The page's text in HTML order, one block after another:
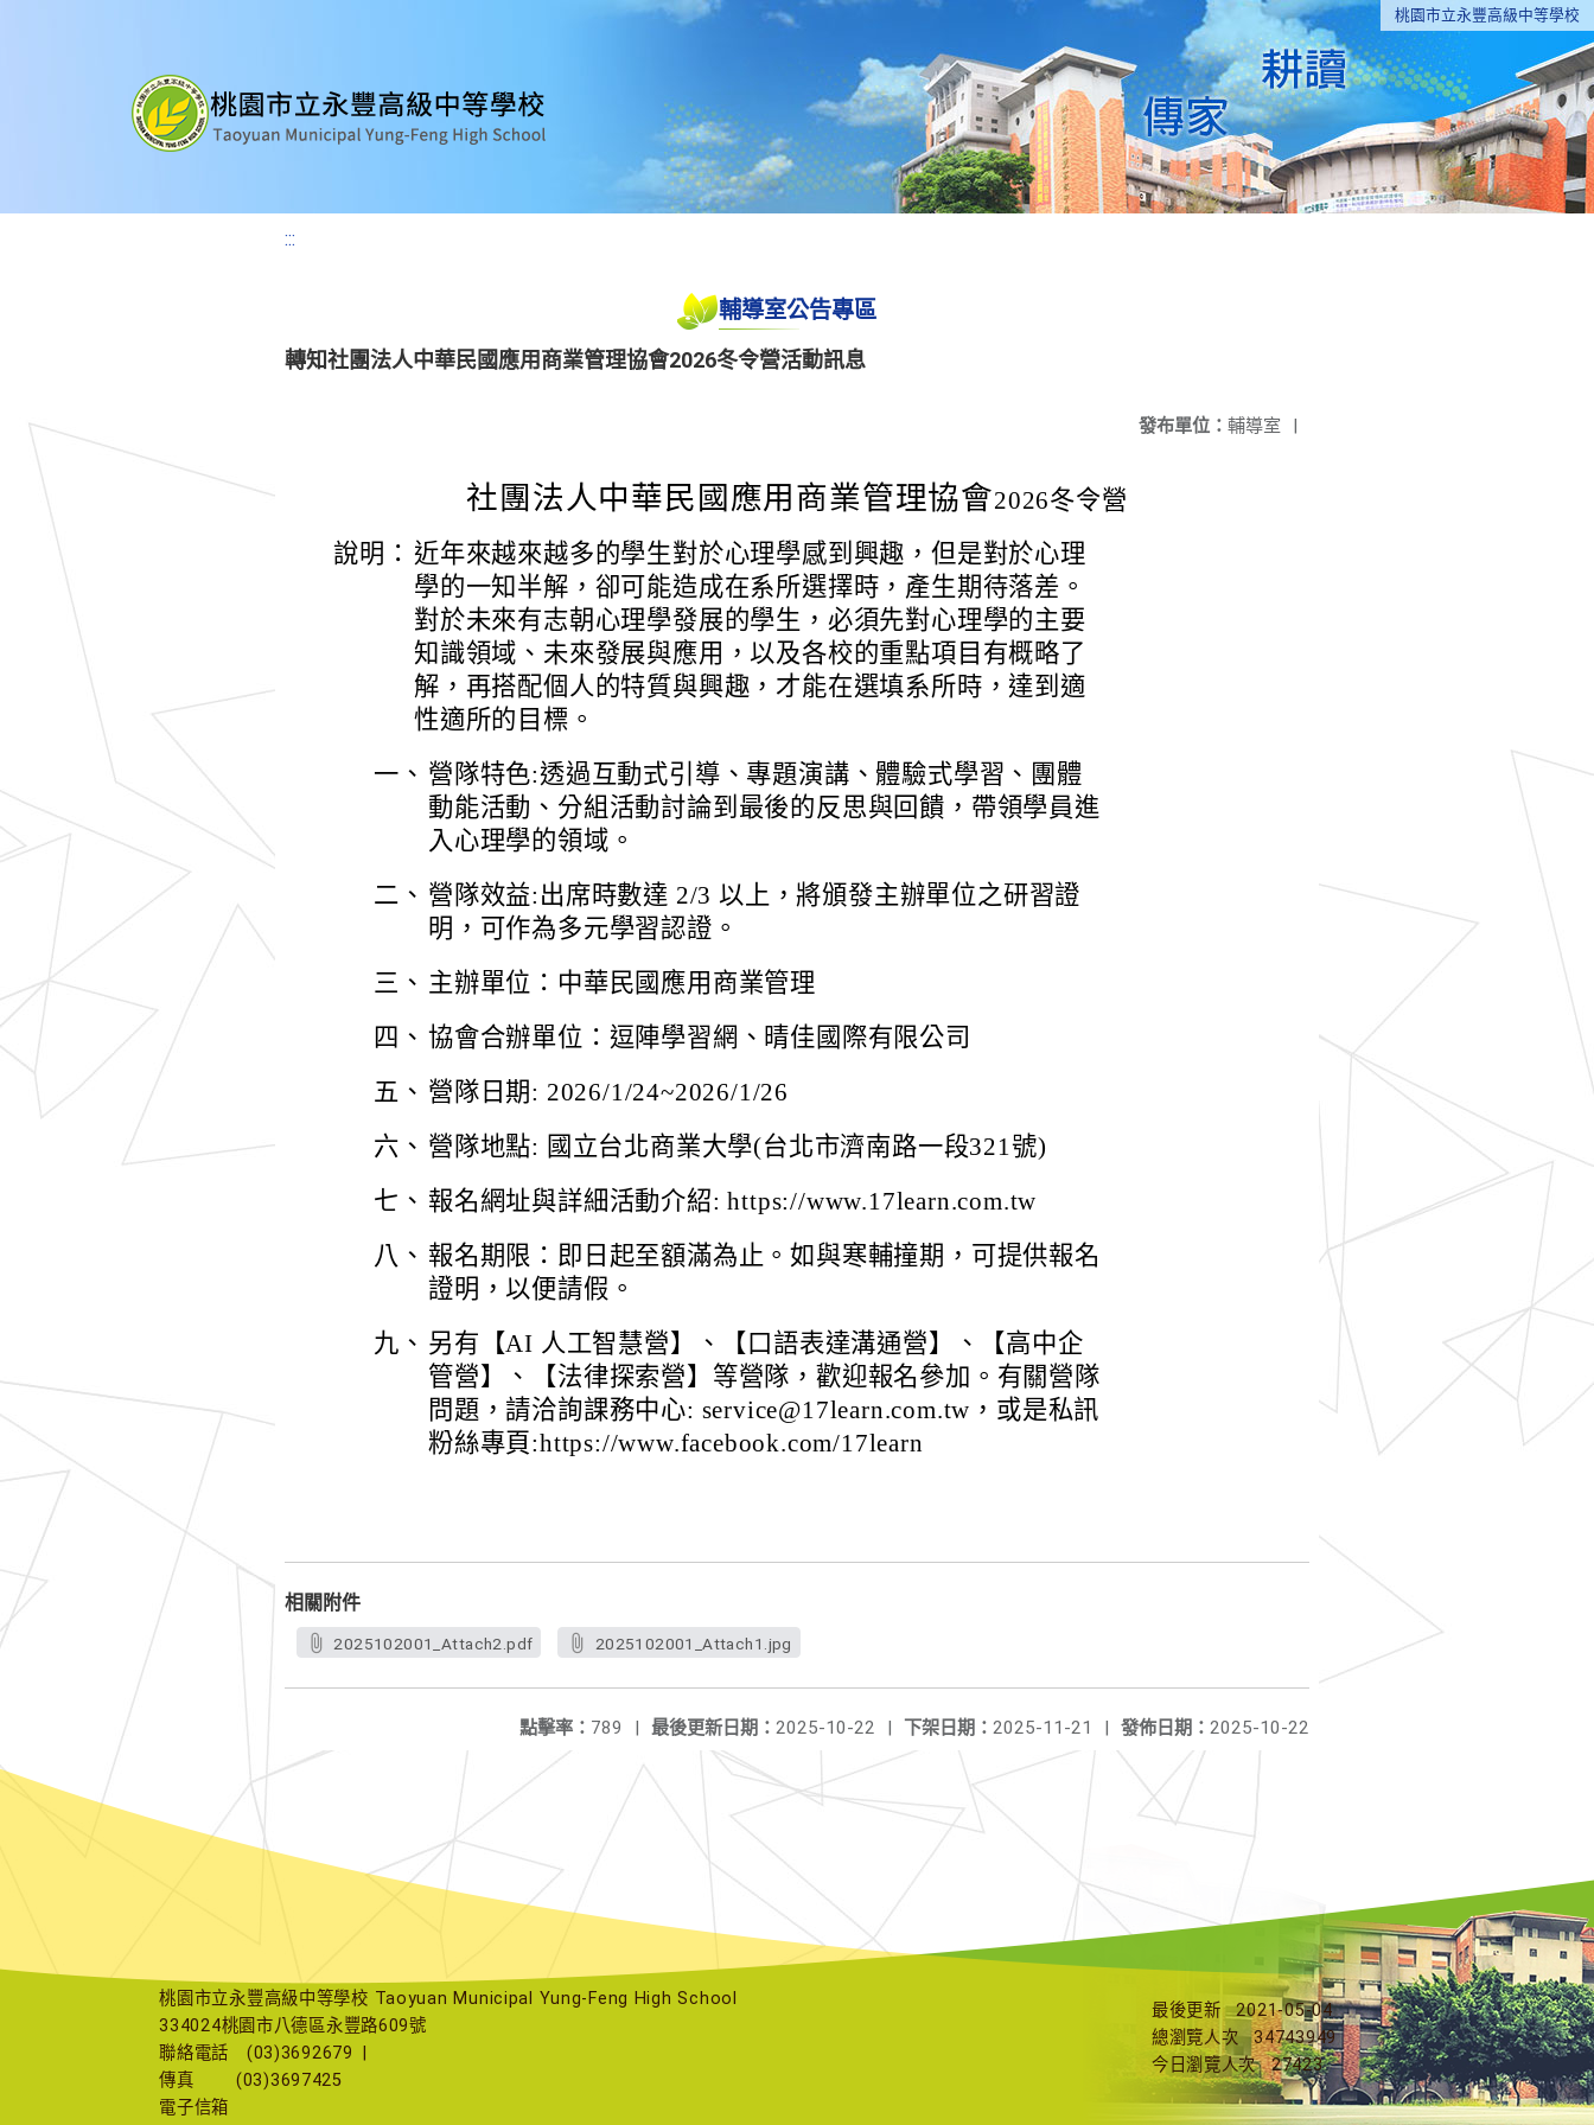
桃園市立永豐高級中等學校
:::
輔導室公告專區
轉知社團法人中華民國應用商業管理協會2026冬令營活動訊息
發布單位： 輔導室 |
社團法人中華民國應用商業管理協會2026冬令營
說明： 近年來越來越多的學生對於心理學感到興趣，但是對於心理
學的一知半解，卻可能造成在系所選擇時，產生期待落差。
對於未來有志朝心理學發展的學生，必須先對心理學的主要
知識領域、未來發展與應用，以及各校的重點項目有概略了
解，再搭配個人的特質與興趣，才能在選填系所時，達到適
性適所的目標。
一、 營隊特色:透過互動式引導、專題演講、體驗式學習、團體
動能活動、分組活動討論到最後的反思與回饋，帶領學員進
入心理學的領域。
二、 營隊效益:出席時數達 2/3 以上，將頒發主辦單位之研習證
明，可作為多元學習認證。
三、 主辦單位：中華民國應用商業管理
四、 協會合辦單位：逗陣學習網、晴佳國際有限公司
五、 營隊日期: 2026/1/24~2026/1/26
六、 營隊地點: 國立台北商業大學(台北市濟南路一段321號)
七、 報名網址與詳細活動介紹: https://www.17learn.com.tw
八、 報名期限：即日起至額滿為止。如與寒輔撞期，可提供報名
證明，以便請假。
九、 另有【AI 人工智慧營】、【口語表達溝通營】、【高中企
管營】、【法律探索營】等營隊，歡迎報名參加。有關營隊
問題，請洽詢課務中心: service@17learn.com.tw，或是私訊
粉絲專頁:https://www.facebook.com/17learn
相關附件
2025102001_Attach2.pdf 2025102001_Attach1.jpg
發佈日期： 2025-10-22
下架日期： 2025-11-21 |
最後更新日期： 2025-10-22 |
點擊率： 789 |
桃園市立永豐高級中等學校 Taoyuan Municipal Yung-Feng High School
334024桃園市八德區永豐路609號
聯絡電話
(03)3692679
傳真
(03)3697425
電子信箱
最後更新
2021-05-04
總瀏覽人次
34743949
今日瀏覽人次
27423